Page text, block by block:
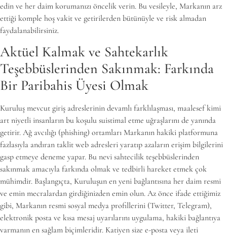
edin ve her daim korumanızı öncelik verin. Bu vesileyle, Markanın arz
ettiği komple hoş vakit ve getirilerden bütünüyle ve risk almadan
faydalanabilirsiniz.
Aktüel Kalmak ve Sahtekarlık
Teşebbüslerinden Sakınmak: Farkında
Bir Paribahis Üyesi Olmak
Kuruluş mevcut giriş adreslerinin devamlı farklılaşması, maalesef kimi
art niyetli insanların bu koşulu suistimal etme uğraşlarını de yanında
getirir. Ağ avcılığı (phishing) ortamları Markanın hakiki platformuna
fazlasıyla andıran taklit web adresleri yaratıp azaların erişim bilgilerini
gasp etmeye deneme yapar. Bu nevi sahtecilik teşebbüslerinden
sakınmak amacıyla farkında olmak ve tedbirli hareket etmek çok
mühimdir. Başlangıçta, Kuruluşun en yeni bağlantısına her daim resmi
ve emin mecralardan girdiğinizden emin olun. Az önce ifade ettiğimiz
gibi, Markanın resmi sosyal medya profillerini (Twitter, Telegram),
elektronik posta ve kısa mesaj uyarılarını uygulama, hakiki bağlantıya
varmanın en sağlam biçimleridir. Katiyen size e-posta veya ileti